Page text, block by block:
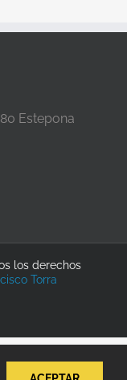
Estepona
los derechos
Torra